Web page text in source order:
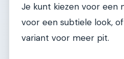
Je kunt kiezen voor een
voor een subtiele look,
variant voor meer pit.